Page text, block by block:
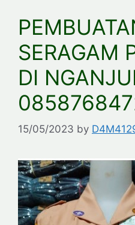
SERAGAM
DI
15/05/2023 by